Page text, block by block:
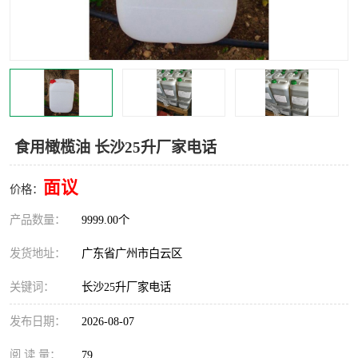
食用橄榄油 长沙25升厂家电话
价格： 面议
产品数量： 9999.00个
发货地址： 广东省广州市白云区
关键词： 长沙25升厂家电话
发布日期： 2026-08-07
阅 读 量： 79